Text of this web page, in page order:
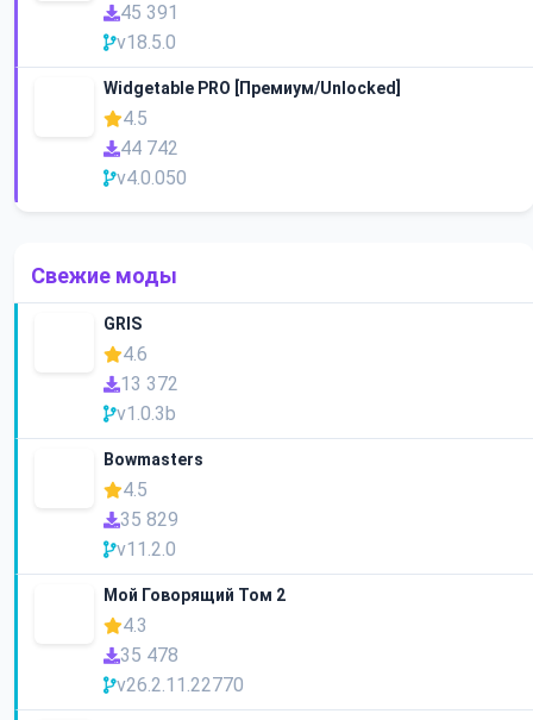
45 391
v18.5.0
Widgetable PRO [Премиум/Unlocked]
4.5
44 742
v4.0.050
Свежие моды
GRIS
4.6
13 372
v1.0.3b
Bowmasters
4.5
35 829
v11.2.0
Мой Говорящий Том 2
4.3
35 478
v26.2.11.22770